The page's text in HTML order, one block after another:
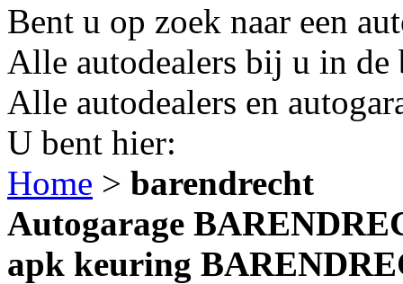
Bent u op zoek naar een
Alle autodealers bij u in
Alle autodealers en
U bent hier:
Home > barendrecht
Autogarage
apk keuring